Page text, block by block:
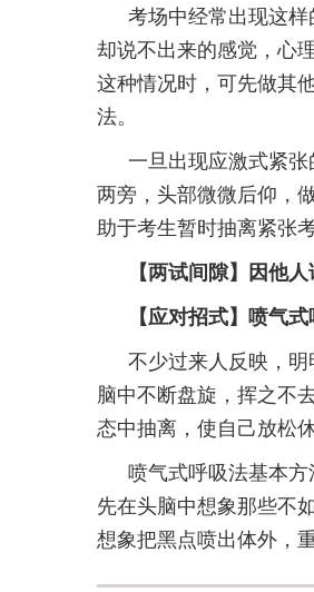
考场中经常出现这
却说不出来的感觉，心
这种情况时，可先做其
法。
一旦出现应激式紧
两旁，头部微微后仰，
助于考生暂时抽离紧张
【两试间隙】因他
【应对招式】喷气
不少过来人反映，
脑中不断盘旋，挥之不
态中抽离，使自己放松
喷气式呼吸法基本
先在头脑中想象那些不
想象把黑点喷出体外，